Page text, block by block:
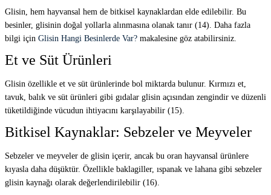
Glisin, hem hayvansal hem de bitkisel kaynaklardan elde edilebilir. Bu
besinler, glisinin doğal yollarla alınmasına olanak tanır (14). Daha fazla
bilgi için Glisin Hangi Besinlerde Var? makalesine göz atabilirsiniz.
Et ve Süt Ürünleri
Glisin özellikle et ve süt ürünlerinde bol miktarda bulunur. Kırmızı et,
tavuk, balık ve süt ürünleri gibi gıdalar glisin açısından zengindir ve düzenli
tüketildiğinde vücudun ihtiyacını karşılayabilir (15).
Bitkisel Kaynaklar: Sebzeler ve Meyveler
Sebzeler ve meyveler de glisin içerir, ancak bu oran hayvansal ürünlere
kıyasla daha düşüktür. Özellikle baklagiller, ıspanak ve lahana gibi sebzeler
glisin kaynağı olarak değerlendirilebilir (16).